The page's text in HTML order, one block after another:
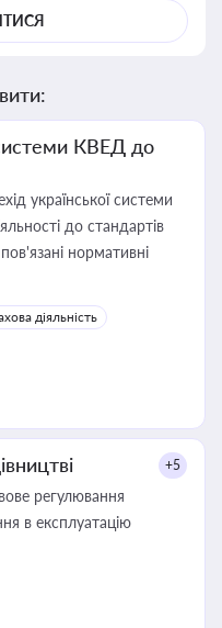
КВЕД до
української системи
до стандартів
нормативні
діяльність
+5
регулювання
в експлуатацію